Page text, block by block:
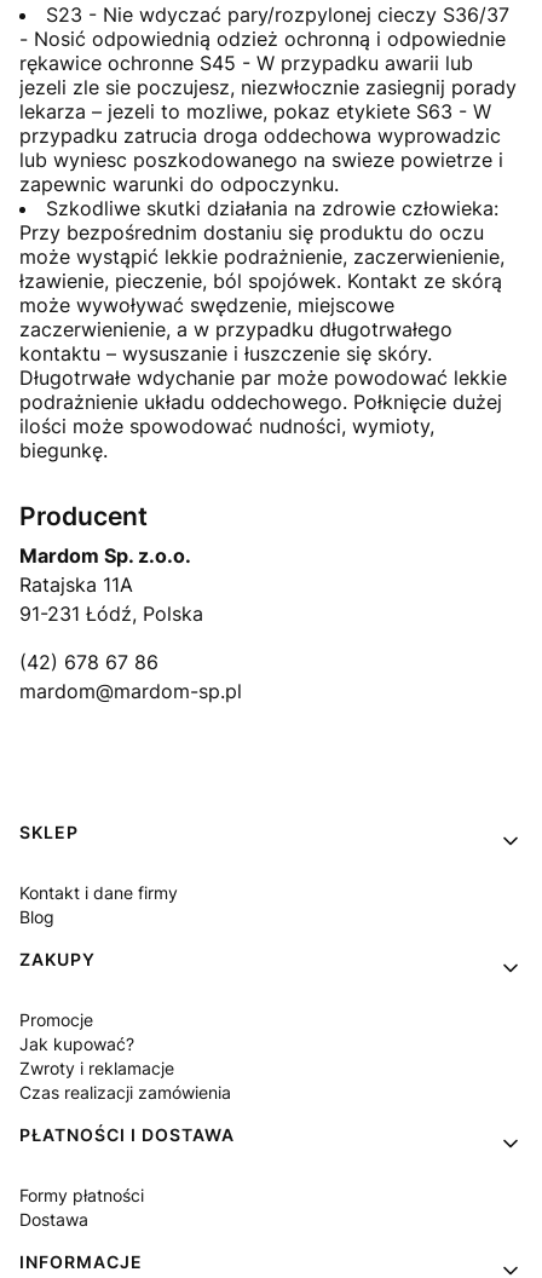
S23 - Nie wdyczać pary/rozpylonej cieczy S36/37
- Nosić odpowiednią odzież ochronną i odpowiednie
rękawice ochronne S45 - W przypadku awarii lub
jezeli zle sie poczujesz, niezwłocznie zasiegnij porady
lekarza – jezeli to mozliwe, pokaz etykiete S63 - W
przypadku zatrucia droga oddechowa wyprowadzic
lub wyniesc poszkodowanego na swieze powietrze i
zapewnic warunki do odpoczynku.
Szkodliwe skutki działania na zdrowie człowieka:
Przy bezpośrednim dostaniu się produktu do oczu
może wystąpić lekkie podrażnienie, zaczerwienienie,
łzawienie, pieczenie, ból spojówek. Kontakt ze skórą
może wywoływać swędzenie, miejscowe
zaczerwienienie, a w przypadku długotrwałego
kontaktu – wysuszanie i łuszczenie się skóry.
Długotrwałe wdychanie par może powodować lekkie
podrażnienie układu oddechowego. Połknięcie dużej
ilości może spowodować nudności, wymioty,
biegunkę.
Producent
Mardom Sp. z.o.o.
Ratajska 11A
91-231 Łódź, Polska
(42) 678 67 86
mardom@mardom-sp.pl
Linki w stopce
SKLEP
Kontakt i dane firmy
Blog
ZAKUPY
Promocje
Jak kupować?
Zwroty i reklamacje
Czas realizacji zamówienia
PŁATNOŚCI I DOSTAWA
Formy płatności
Dostawa
INFORMACJE